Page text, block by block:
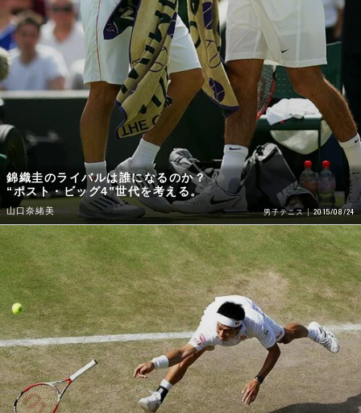
錦織圭のライバルは誰になるのか？
“ポスト・ビッグ4”世代を考える。
山口奈緒美 男子テニス 2015/08/24